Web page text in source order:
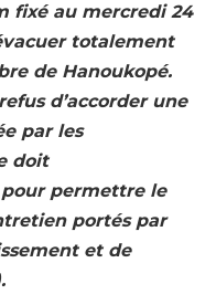
fixé au mercredi 24
totalement
de Hanoukopé.
d’accorder une
par les
doit
permettre le
portés par
et de